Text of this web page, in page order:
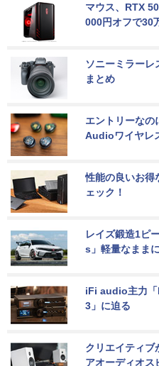
マウス、RTX
000円オフで30
ソニーミラーレ
まとめ
エントリーな
Audioワイヤレ
性能の良いお得
ェック！
レイズ鍛造1ピ
s」軽量なまま
iFi audio主力「
3」に迫る
クリエイティブ
アオーディオス